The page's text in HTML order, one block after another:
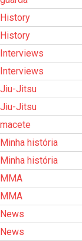
History
History
Interviews
Interviews
Jiu-Jitsu
Jiu-Jitsu
macete
Minha história
Minha história
MMA
MMA
News
News